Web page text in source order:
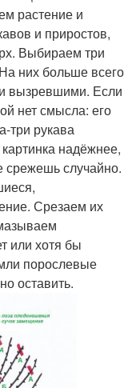
растение и
и приростов,
Выбираем три
них больше всего
вызревшими. Если
нет смысла: его
три рукава
надёжнее,
срежешь случайно.
Срезаем их
или хотя бы
порослевые
оставить.